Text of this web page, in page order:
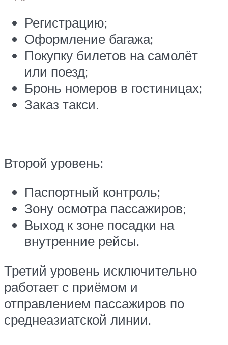
Регистрацию;
Оформление багажа;
Покупку билетов на самолёт
или поезд;
Бронь номеров в гостиницах;
Заказ такси.
Второй уровень:
Паспортный контроль;
Зону осмотра пассажиров;
Выход к зоне посадки на
внутренние рейсы.
Третий уровень исключительно
работает с приёмом и
отправлением пассажиров по
среднеазиатской линии.